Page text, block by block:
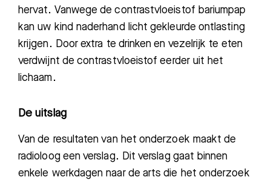
hervat. Vanwege de contrastvloeistof bariumpap
kan uw kind naderhand licht gekleurde ontlasting
krijgen. Doorextra te drinken en vezelrijk te eten
verdwijnt de contrastvloeistof eerder uit het
lichaam.
De uitslag
Van de resultaten van het onderzoek maakt de
radioloog een verslag. Dit verslag gaat binnen
enkele werkdagen naar de arts die het onderzoek